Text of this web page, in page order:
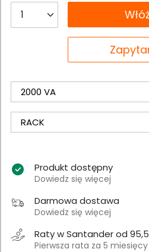
__B2C.PRODUCT.QUANTITY
2000 VA
RACK
Produkt dostępny
Dowiedz się więcej
Darmowa dostawa
Dowiedz się więcej
Raty w Santander od
Pierwsza rata za 5